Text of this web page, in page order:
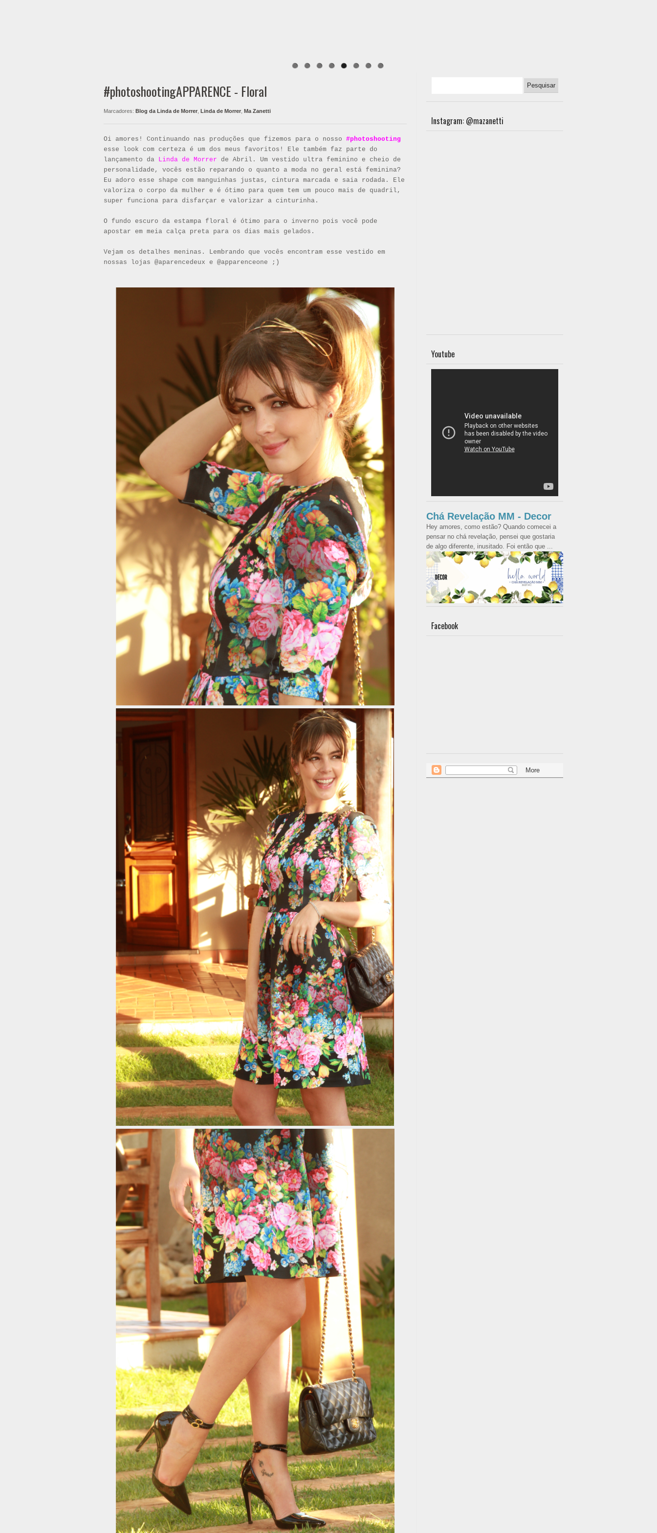
#photoshootingAPPARENCE - Floral
Marcadores: Blog da Linda de Morrer Linda de Morrer Ma Zanetti
Oi amores! Continuando nas produções que fizemos para o nosso #photoshooting
esse look com certeza é um dos meus favoritos! Ele também faz parte do
lançamento da Linda de Morrer de Abril. Um vestido ultra feminino e cheio de
personalidade, vocês estão reparando o quanto a moda no geral está feminina?
Eu adoro esse shape com manguinhas justas, cintura marcada e saia rodada. Ele
valoriza o corpo da mulher e é ótimo para quem tem um pouco mais de quadril,
super funciona para disfarçar e valorizar a cinturinha.
O fundo escuro da estampa floral é ótimo para o inverno pois você pode
apostar em meia calça preta para os dias mais gelados.
Vejam os detalhes meninas. Lembrando que vocês encontram esse vestido em
nossas lojas @aparencedeux e @apparenceone ;)
Instagram: @mazanetti
Youtube
Chá Revelação MM - Decor
Hey amores, como estão? Quando comecei a
pensar no chá revelação, pensei que gostaria
de algo diferente, inusitado. Foi então que ...
Facebook